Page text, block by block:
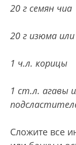
20 г семян чиа
20 г изюма
1 ч.л. корицы
1 ст.л. агавы
Сложите все